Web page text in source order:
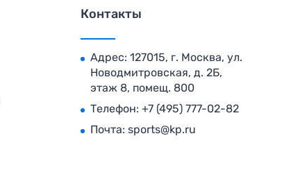
Контакты
Адрес: 127015, г. Москва, ул.
Новодмитровская, д. 2Б,
этаж 8, помещ. 800
Телефон: +7 (495) 777-02-82
Почта: sports@kp.ru